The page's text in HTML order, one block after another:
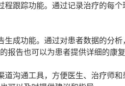
程跟踪功能。通过记录治疗的每
生成功能。通过对患者数据的分
告也可以为患者提供详细的康复
道沟通工具，方便医生、治疗师